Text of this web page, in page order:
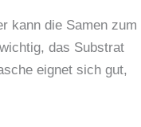
kann die Samen zum
das Substrat
eignet sich gut,